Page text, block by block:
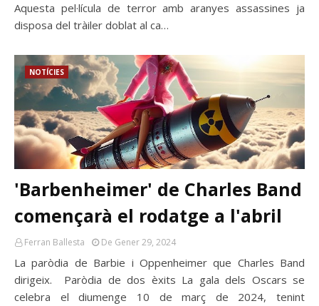
Aquesta pel·lícula de terror amb aranyes assassines ja
disposa del tràiler doblat al ca…
NOTÍCIES
'Barbenheimer' de Charles Band
començarà el rodatge a l'abril
Ferran Ballesta De Gener 29, 2024
La paròdia de Barbie i Oppenheimer que Charles Band
dirigeix. Paròdia de dos èxits La gala dels Oscars se
celebra el diumenge 10 de març de 2024, tenint